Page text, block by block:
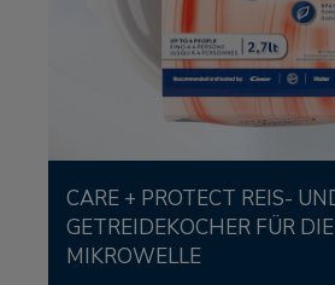
CARE + PROTECT REIS- UND
GETREIDEKOCHER FÜR DIE
MIKROWELLE